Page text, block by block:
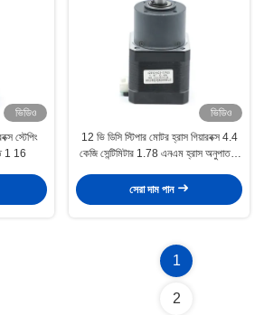
ভিডিও
স্টেপিং
1 16
ভিডিও
12 ভি ডিসি স্টিপার মোটর হ্রাস গিয়ারবক্স 4.4
কেজি সেন্টিমিটার 1.78 এনএম হ্রাস অনুপাত 1
সেরা দাম পান
1
2